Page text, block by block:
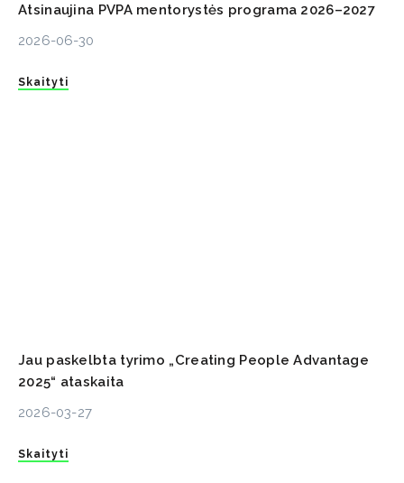
Atsinaujina PVPA mentorystės programa 2026–2027
2026-06-30
Skaityti
Jau paskelbta tyrimo „Creating People Advantage
2025“ ataskaita
2026-03-27
Skaityti